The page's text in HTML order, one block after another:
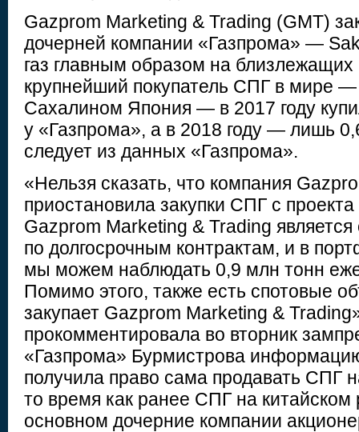
Gazprom Marketing & Trading (GMT)
дочерней компании «Газпрома» —
газ главным образом на близлежащих
крупнейший покупатель СПГ в мире —
Сахалином Япония — в 2017 году
у «Газпрома», а в 2018 году — лишь
следует из данных «Газпрома».
«Нельзя сказать, что компания
приостановила закупки СПГ с
Gazprom Marketing & Trading
по долгосрочным контрактам, и в
мы можем наблюдать 0,9 млн тонн
Помимо этого, также есть спотовые
закупает Gazprom Marketing &
прокомментировала во вторник
«Газпрома» Бурмистрова
получила право сама продавать СПГ
то время как ранее СПГ на китайском
основном дочерние компании